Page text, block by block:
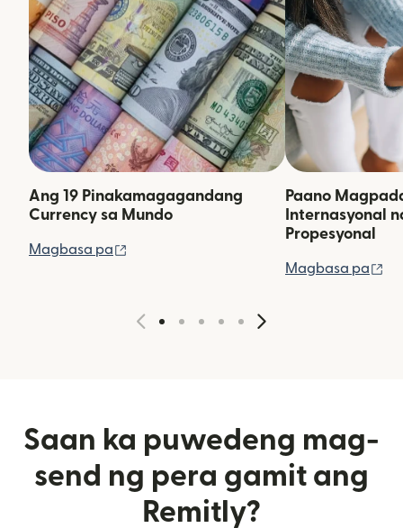
Ang 19 Pinakamagagandang
Currency sa Mundo
Magbasa pa
Paano
Internasyonal
Propesyonal
Magbasa pa
Saan ka puwedeng mag-
send ng pera gamit ang
Remitly?